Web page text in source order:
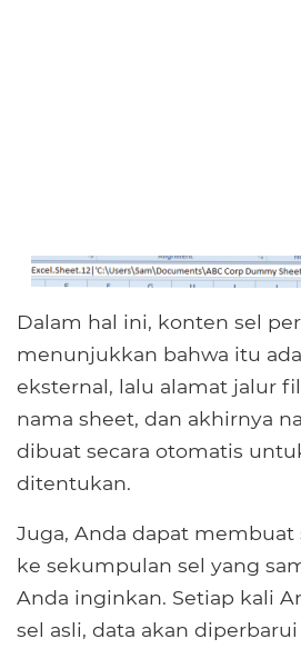
Dalam hal ini, konten sel
menunjukkan bahwa itu
eksternal, lalu alamat jalur
nama sheet, dan akhirnya
dibuat secara otomatis
ditentukan.
Juga, Anda dapat
ke sekumpulan sel yang
Anda inginkan. Setiap kali
sel asli, data akan